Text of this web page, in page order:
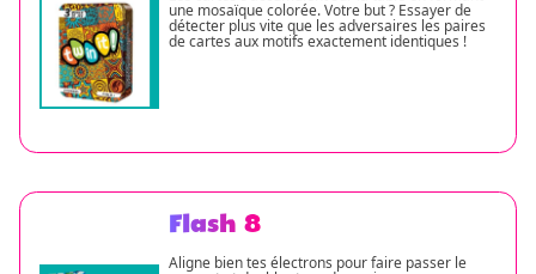
une mosaïque colorée. Votre but ? Essayer de
détecter plus vite que les adversaires les paires
de cartes aux motifs exactement identiques !
Flash 8
Aligne bien tes électrons pour faire passer le